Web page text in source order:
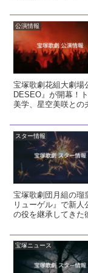
公演情報
宝塚歌劇花組大劇場
DESEO』が開幕！
美学、星空美咲との
スター情報
宝塚歌劇団月組の瑠
リューゲル』で新
の役を継承してきた
ターバランスから
宝塚ニュース